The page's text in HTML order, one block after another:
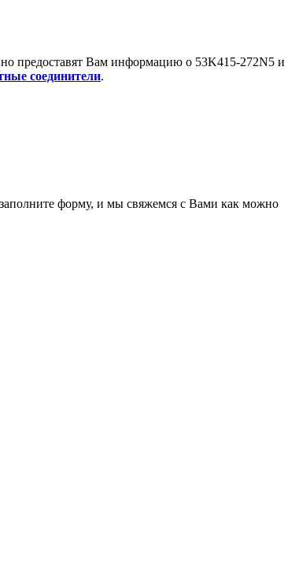
предоставят Вам информацию о 53K415-272N5 и
соединители.
форму, и мы свяжемся с Вами как можно